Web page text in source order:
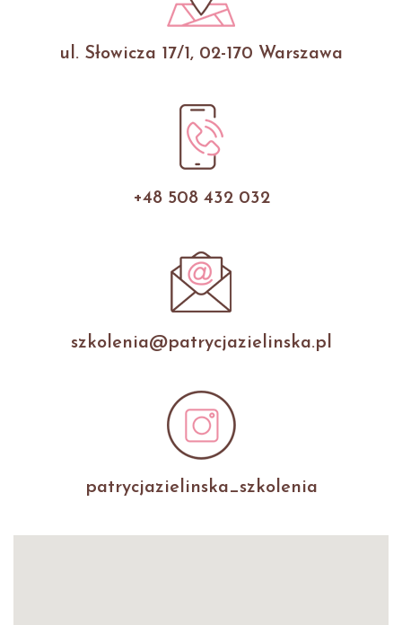
ul. Słowicza 17/1, 02-170 Warszawa
+48 508 432 032
szkolenia@patrycjazielinska.pl
patrycjazielinska_szkolenia